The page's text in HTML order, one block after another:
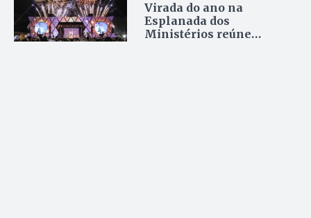
Virada do ano na
Esplanada dos
Ministérios reúne